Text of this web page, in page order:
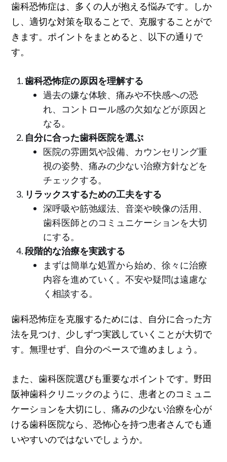
歯科恐怖症は、多くの人が抱える悩みです。しか
し、適切な対策を取ることで、克服することがで
きます。ポイントをまとめると、以下の通りで
す。
歯科恐怖症の原因を理解する
過去の嫌な体験、痛みや不快感への恐
れ、コントロール感の欠如などが原因と
なる。
自分に合った歯科医院を選ぶ
医院の雰囲気や設備、カウンセリング重
視の姿勢、痛みの少ない治療方針などを
チェックする。
リラックスするための工夫をする
深呼吸や筋弛緩法、音楽や映像の活用、
歯科医師とのコミュニケーションを大切
にする。
段階的な治療を実践する
まずは簡単な処置から始め、徐々に治療
内容を進めていく。不安や疑問は遠慮な
く相談する。
歯科恐怖症を克服するためには、自分に合った方
法を見つけ、少しずつ実践していくことが大切で
す。無理せず、自分のペースで進めましょう。
また、歯科医院選びも重要なポイントです。野田
阪神歯科クリニックのように、患者とのコミュニ
ケーションを大切にし、痛みの少ない治療を心が
ける歯科医院なら、恐怖心を持つ患者さんでも通
いやすいのではないでしょうか。